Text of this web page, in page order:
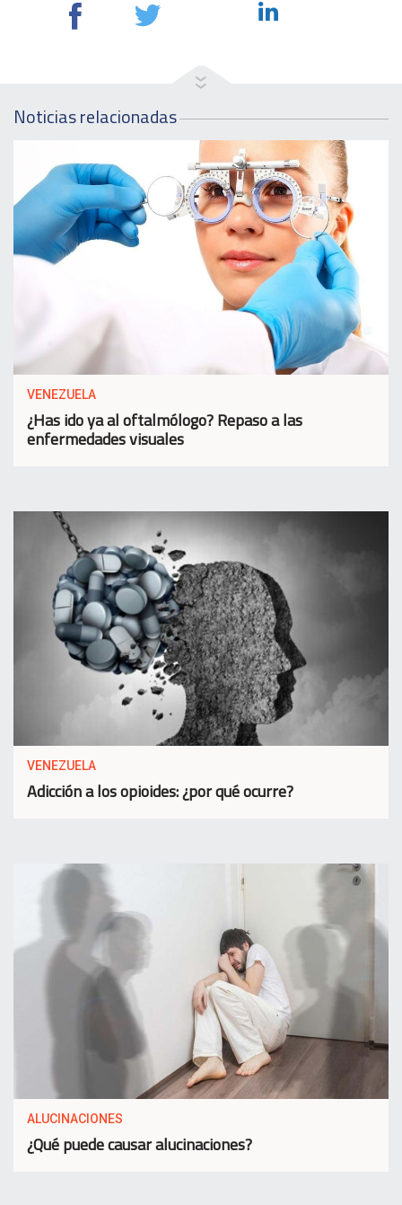
Noticias relacionadas
VENEZUELA
¿Has ido ya al oftalmólogo? Repaso a las
enfermedades visuales
VENEZUELA
Adicción a los opioides: ¿por qué ocurre?
ALUCINACIONES
¿Qué puede causar alucinaciones?